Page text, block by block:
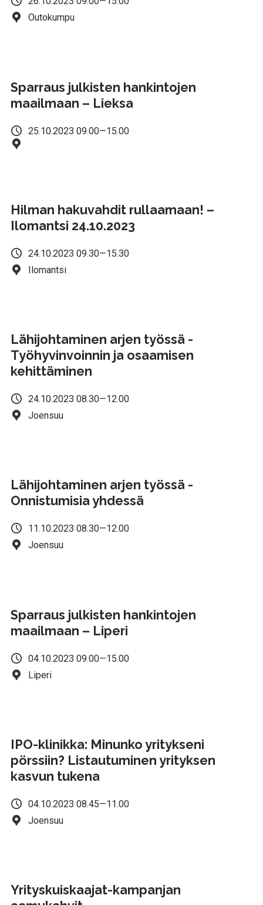
Outokumpu
Sparraus julkisten hankintojen
maailmaan – Lieksa
25.10.2023 09.00—15.00
Hilman hakuvahdit rullaamaan! –
Ilomantsi 24.10.2023
24.10.2023 09.30—15.30
Ilomantsi
Lähijohtaminen arjen työssä -
Työhyvinvoinnin ja osaamisen
kehittäminen
24.10.2023 08.30—12.00
Joensuu
Lähijohtaminen arjen työssä -
Onnistumisia yhdessä
11.10.2023 08.30—12.00
Joensuu
Sparraus julkisten hankintojen
maailmaan – Liperi
04.10.2023 09.00—15.00
Liperi
IPO-klinikka: Minunko yritykseni
pörssiin? Listautuminen yrityksen
kasvun tukena
04.10.2023 08.45—11.00
Joensuu
Yrityskuiskaajat-kampanjan